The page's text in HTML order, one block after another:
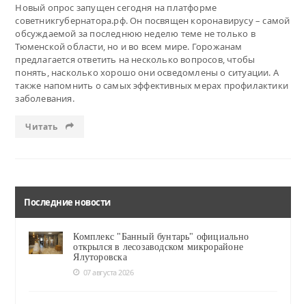
Новый опрос запущен сегодня на платформе
советникгубернатора.рф. Он посвящен коронавирусу – самой
обсуждаемой за последнюю неделю теме не только в
Тюменской области, но и во всем мире. Горожанам
предлагается ответить на несколько вопросов, чтобы
понять, насколько хорошо они осведомлены о ситуации. А
также напомнить о самых эффективных мерах профилактики
заболевания.
Читать
Последние новости
Комплекс "Банный бунтарь" официально
открылся в лесозаводском микрорайоне
Ялуторовска
07 августа 2026